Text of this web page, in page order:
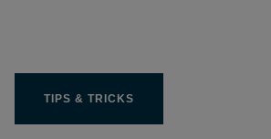
TIPS & TRICKS